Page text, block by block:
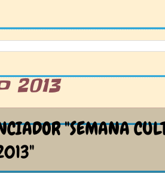
2013
"SEMANA